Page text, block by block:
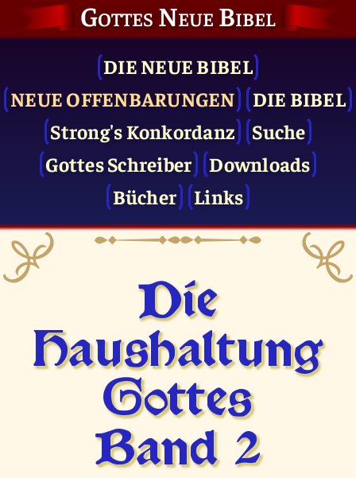
Gottes Neue Bibel
DIE NEUE BIBEL
NEUE OFFENBARUNGEN
DIE BIBEL
Strong's Konkordanz
Suche
Gottes Schreiber
Downloads
Bücher
Links
Die
Haushaltung
Gottes
Band 2